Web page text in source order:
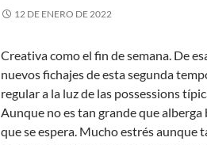
12 DE ENERO DE 2022
Creativa como el fin de semana. De
nuevos fichajes de esta segunda
regular a la luz de las possessions
Aunque no es tan grande que
que se espera. Mucho estrés aunque